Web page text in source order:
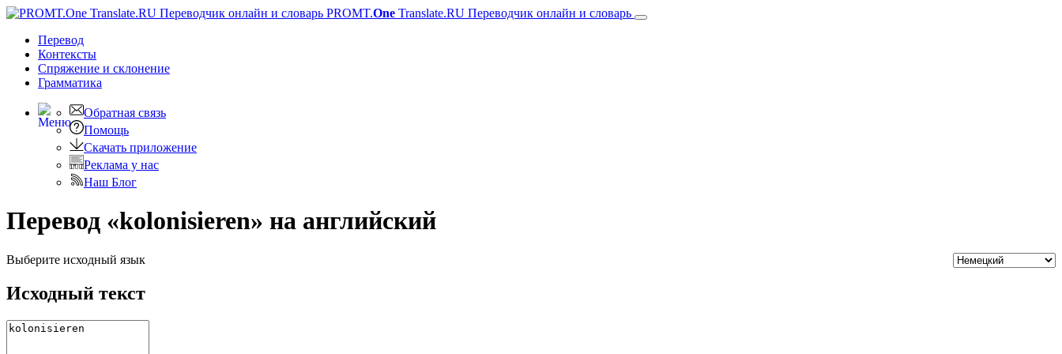
PROMT.One Translate.RU Переводчик онлайн и словарь
Перевод
Контексты
Спряжение и склонение
Грамматика
Обратная связь
Помощь
Скачать приложение
Реклама у нас
Наш Блог
Перевод «kolonisieren» на английский
Выберите исходный язык
Исходный текст